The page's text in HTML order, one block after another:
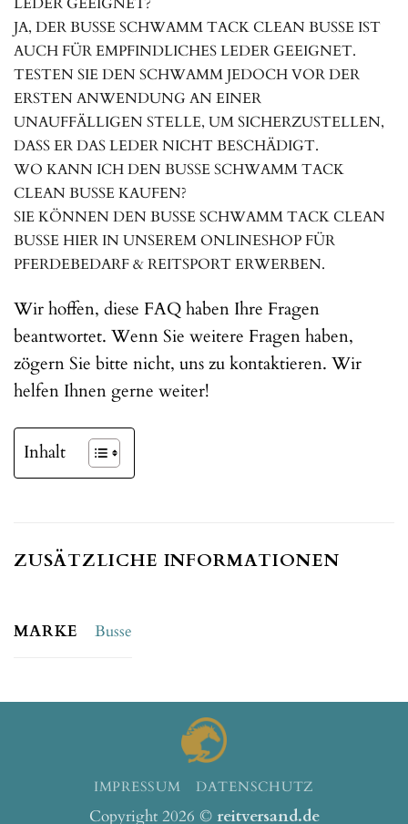
JA, DER BUSSE SCHWAMM TACK CLEAN BUSSE IST
AUCH FÜR EMPFINDLICHES LEDER GEEIGNET.
TESTEN SIE DEN SCHWAMM JEDOCH VOR DER
ERSTEN ANWENDUNG AN EINER
UNAUFFÄLLIGEN STELLE, UM SICHERZUSTELLEN,
DASS ER DAS LEDER NICHT BESCHÄDIGT.
WO KANN ICH DEN BUSSE SCHWAMM TACK
CLEAN BUSSE KAUFEN?
SIE KÖNNEN DEN BUSSE SCHWAMM TACK CLEAN
BUSSE HIER IN UNSEREM ONLINESHOP FÜR
PFERDEBEDARF & REITSPORT ERWERBEN.
Wir hoffen, diese FAQ haben Ihre Fragen
beantwortet. Wenn Sie weitere Fragen haben,
zögern Sie bitte nicht, uns zu kontaktieren. Wir
helfen Ihnen gerne weiter!
Inhalt
ZUSÄTZLICHE INFORMATIONEN
MARKE Busse
IMPRESSUM DATENSCHUTZ
Copyright 2026 © reitversand.de